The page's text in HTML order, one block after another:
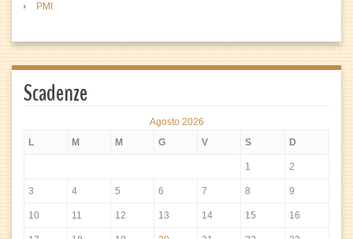
PMI
Scadenze
Agosto 2026
L
M M G V S D
1 2
3 4 5 6 7 8 9
10 11 12 13 14 15 16